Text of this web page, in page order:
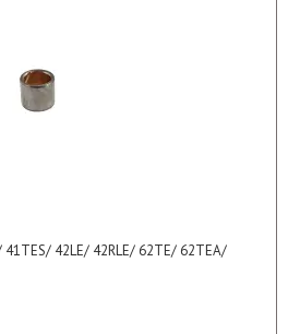
42LE/ 42RLE/ 62TE/ 62TEA/